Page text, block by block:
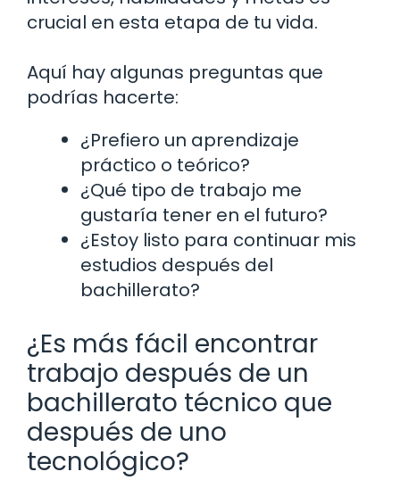
crucial en esta etapa de tu vida.
Aquí hay algunas preguntas que
podrías hacerte:
¿Prefiero un aprendizaje
práctico o teórico?
¿Qué tipo de trabajo me
gustaría tener en el futuro?
¿Estoy listo para continuar mis
estudios después del
bachillerato?
¿Es más fácil encontrar
trabajo después de un
bachillerato técnico que
después de uno
tecnológico?